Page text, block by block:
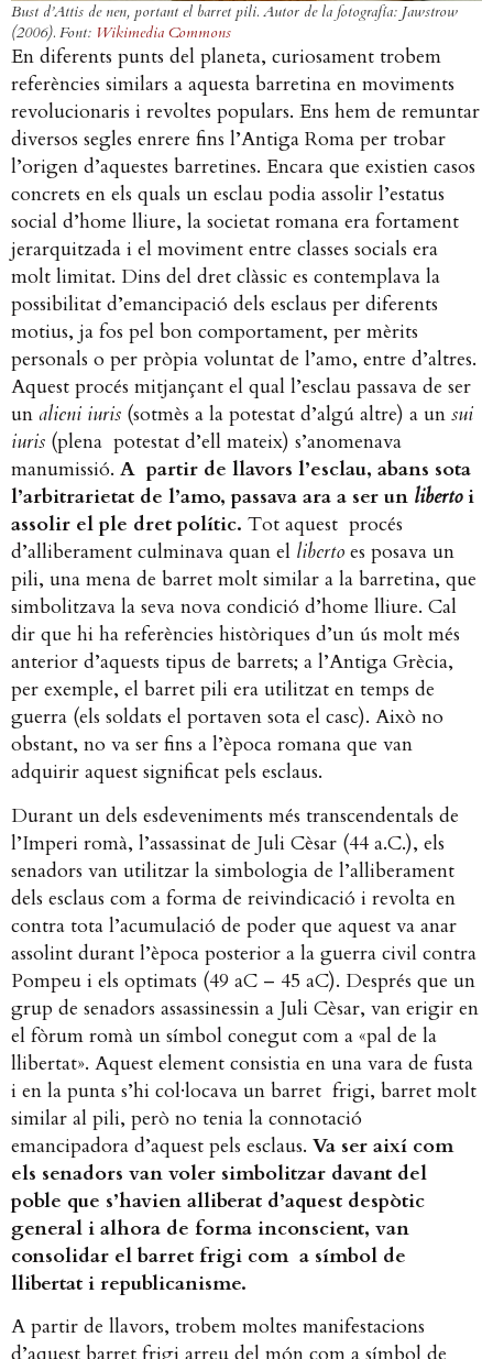
Bust d’Attis de nen, portant el barret pili. Autor de la fotografía: Jawstrow
(2006). Font: Wikimedia Commons
En diferents punts del planeta, curiosament trobem
referències similars a aquesta barretina en moviments
revolucionaris i revoltes populars. Ens hem de remuntar
diversos segles enrere fins l’Antiga Roma per trobar
l’origen d’aquestes barretines. Encara que existien casos
concrets en els quals un esclau podia assolir l’estatus
social d’home lliure, la societat romana era fortament
jerarquitzada i el moviment entre classes socials era
molt limitat. Dins del dret clàssic es contemplava la
possibilitat d’emancipació dels esclaus per diferents
motius, ja fos pel bon comportament, per mèrits
personals o per pròpia voluntat de l’amo, entre d’altres.
Aquest procés mitjançant el qual l’esclau passava de ser
un alieni iuris (sotmès a la potestat d’algú altre) a un sui
iuris (plena potestat d’ell mateix) s’anomenava
manumissió. A partir de llavors l’esclau, abans sota
l’arbitrarietat de l’amo, passava ara a ser un libertoi
assolir el ple dret polític. Tot aquest procés
d’alliberament culminava quan el liberto es posava un
pili, una mena de barret molt similar a la barretina, que
simbolitzava la seva nova condició d’home lliure. Cal
dir que hi ha referències històriques d’un ús molt més
anterior d’aquests tipus de barrets; a l’Antiga Grècia,
per exemple, el barret pili era utilitzat en temps de
guerra (els soldats el portaven sota el casc). Això no
obstant, no va ser fins a l’època romana que van
adquirir aquest significat pels esclaus.
Durant un dels esdeveniments més transcendentals de
l’Imperi romà, l’assassinat de Juli Cèsar (44 a.C.), els
senadors van utilitzar la simbologia de l’alliberament
dels esclaus com a forma de reivindicació i revolta en
contra tota l’acumulació de poder que aquest va anar
assolint durant l’època posterior a la guerra civil contra
Pompeu i els optimats (49 aC – 45 aC). Després que un
grup de senadors assassinessin a Juli Cèsar, van erigir en
el fòrum romà un símbol conegut com a «pal de la
llibertat». Aquest element consistia en una vara de fusta
i en la punta s’hi col·locava un barret frigi, barret molt
similar al pili, però no tenia la connotació
emancipadora d’aquest pels esclaus. Va ser així com
els senadors van voler simbolitzar davant del
poble que s’havien alliberat d’aquest despòtic
general i alhora de forma inconscient, van
consolidar el barret frigi com a símbol de
llibertat i republicanisme.
A partir de llavors, trobem moltes manifestacions